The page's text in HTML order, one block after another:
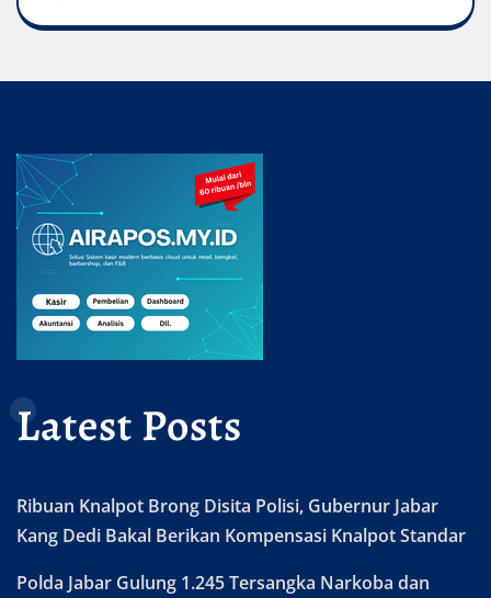
Latest Posts
Ribuan Knalpot Brong Disita Polisi, Gubernur Jabar
Kang Dedi Bakal Berikan Kompensasi Knalpot Standar
Polda Jabar Gulung 1.245 Tersangka Narkoba dan